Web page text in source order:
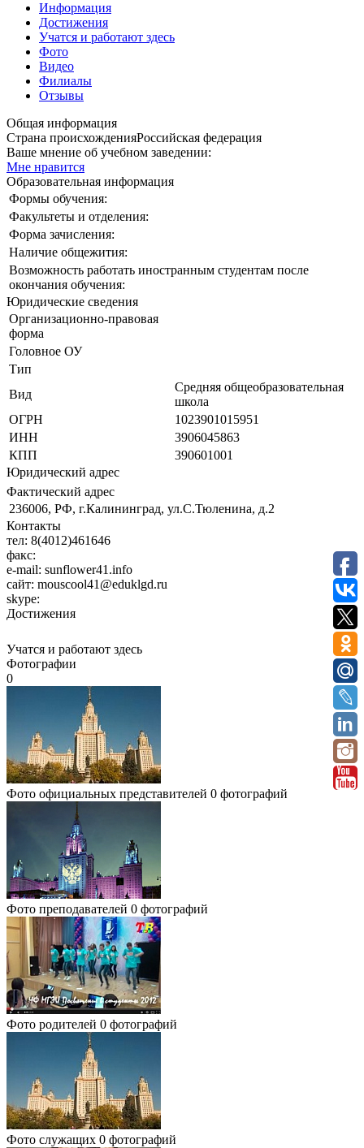
Информация
Достижения
Учатся и работают здесь
Фото
Видео
Филиалы
Отзывы
Общая информация
Страна происхожденияРоссийская федерация
Ваше мнение об учебном заведении:
Мне нравится
Образовательная информация
Формы обучения:
Факультеты и отделения:
Форма зачисления:
Наличие общежития:
Возможность работать иностранным студентам после
окончания обучения:
Юридические сведения
Организационно-правовая
форма
Головное ОУ
Тип
Вид
Средняя общеобразовательная
школа
ОГРН
1023901015951
ИНН
3906045863
КПП
390601001
Юридический адрес
Фактический адрес
236006, РФ, г.Калининград, ул.С.Тюленина, д.2
Контакты
тел: 8(4012)461646
факс:
e-mail: sunflower41.info
сайт: mouscool41@eduklgd.ru
skype:
Достижения
Учатся и работают здесь
Фотографии
0
Фото официальных представителей 0 фотографий
Фото преподавателей 0 фотографий
Фото родителей 0 фотографий
Фото служащих 0 фотографий